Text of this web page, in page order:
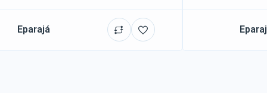
Eparajá